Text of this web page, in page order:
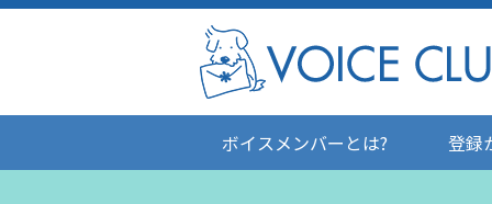
ボイスメンバーとは? 登録